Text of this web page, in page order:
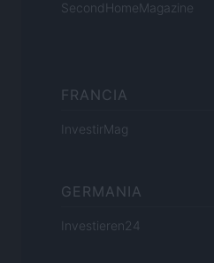
SecondHomeMagazine
FRANCIA
InvestirMag
GERMANIA
Investieren24